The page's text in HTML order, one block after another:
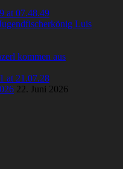
Luis
kommen aus
22. Juni 2026